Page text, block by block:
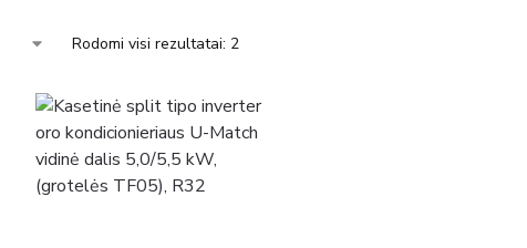
Rodomi visi rezultatai: 2